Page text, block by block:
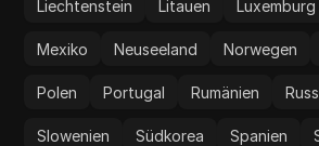
Liechtenstein Litauen Luxemburg
Mexiko Neuseeland Norwegen
Polen Portugal Rumänien
Slowenien Südkorea Spanien